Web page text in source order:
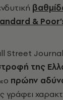
&
Street Journal,
της
πρώην
γράφει